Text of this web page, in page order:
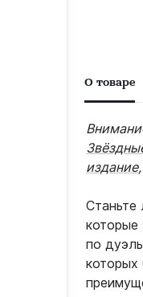
О товаре
издание,
Станьте
которые
по
которых